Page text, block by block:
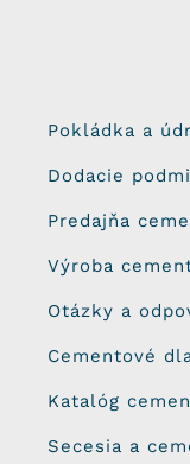
Pokládka a
Dodacie
Predajňa
Výroba
Otázky a
Cementové
Katalóg
Secesia a